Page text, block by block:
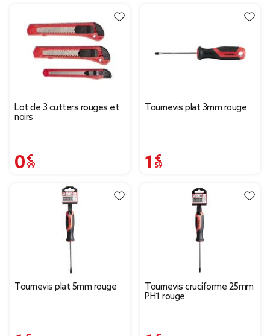
Lot de 3 cutters rouges et
noirs
0,99 €
Tournevis plat 3mm rouge
1,59 €
Tournevis plat 5mm rouge
Tournevis cruciforme 25mm
PH1 rouge